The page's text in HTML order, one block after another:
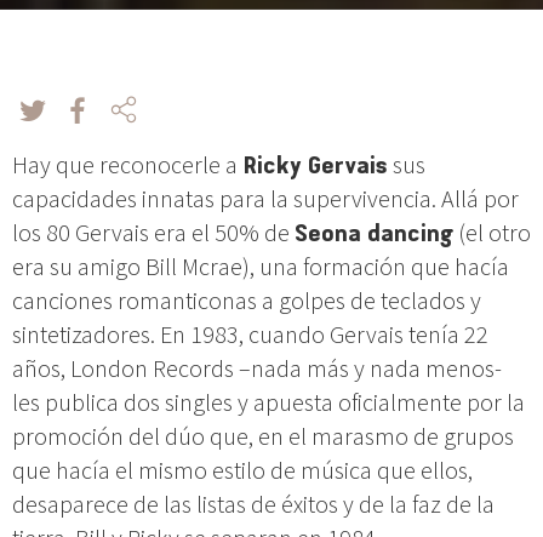
Hay que reconocerle a Ricky Gervais sus
capacidades innatas para la supervivencia. Allá por
los 80 Gervais era el 50% de Seona dancing (el otro
era su amigo Bill Mcrae), una formación que hacía
canciones romanticonas a golpes de teclados y
sintetizadores. En 1983, cuando Gervais tenía 22
años, London Records –nada más y nada menos-
les publica dos singles y apuesta oficialmente por la
promoción del dúo que, en el marasmo de grupos
que hacía el mismo estilo de música que ellos,
desaparece de las listas de éxitos y de la faz de la